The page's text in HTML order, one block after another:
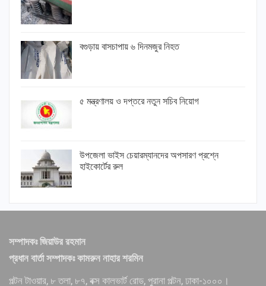
বগুড়ায় বাসচাপায় ৬ দিনমজুর নিহত
৫ মন্ত্রণালয় ও দপ্তরে নতুন সচিব নিয়োগ
উপজেলা ভাইস চেয়ারম্যানদের অপসারণ প্রশ্নে
হাইকোর্টের রুল
সম্পাদকঃ জিয়াউর রহমান
প্রধান বার্তা সম্পাদকঃ কামরুন নাহার শরমিন
পল্টন টাওয়ার, ৮ তলা, ৮৭, বক্স কালভার্ট রোড, পুরানা পল্টন, ঢাকা-১০০০।